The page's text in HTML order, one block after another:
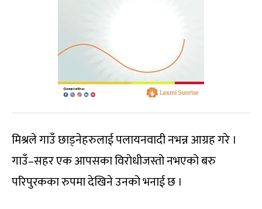
मिश्रले गाउँ छाड्नेहरुलाई पलायनवादी नभन्न आग्रह गरे ।
गाउँ–सहर एक आपसका विरोधीजस्तो नभएको बरु
परिपुरकका रुपमा देखिने उनको भनाई छ ।